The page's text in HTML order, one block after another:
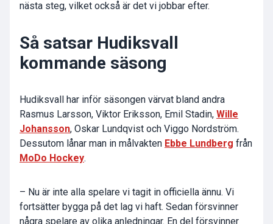
nästa steg, vilket också är det vi jobbar efter.
Så satsar Hudiksvall
kommande säsong
Hudiksvall har inför säsongen värvat bland andra
Rasmus Larsson, Viktor Eriksson, Emil Stadin, Wille
Johansson, Oskar Lundqvist och Viggo Nordström.
Dessutom lånar man in målvakten Ebbe Lundberg från
MoDo Hockey.
– Nu är inte alla spelare vi tagit in officiella ännu. Vi
fortsätter bygga på det lag vi haft. Sedan försvinner
några spelare av olika anledningar. En del försvinner